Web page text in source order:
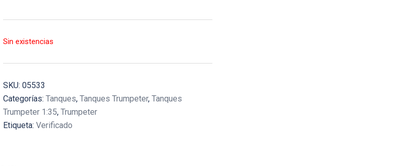
Sin existencias
SKU: 05533
Categorías: Tanques, Tanques Trumpeter, Tanques
Trumpeter 1:35, Trumpeter
Etiqueta: Verificado